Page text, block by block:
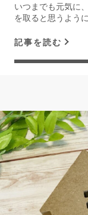
いつまでも元気に
を取ると思うよう
記事を読む